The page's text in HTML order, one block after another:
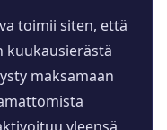
toimii siten, että
kuukausierästä
maksamaan